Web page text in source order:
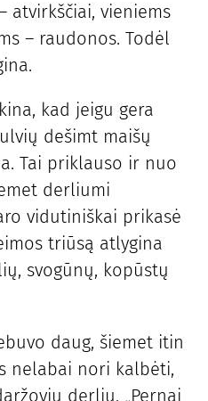
atvirkščiai, vieniems
– raudonos. Todėl
kad jeigu gera
dešimt maišų
Tai priklauso ir nuo
derliumi
vidutiniškai prikasė
triūsą atlygina
svogūnų, kopūstų
daug, šiemet itin
nelabai nori kalbėti,
derlių. „Pernai